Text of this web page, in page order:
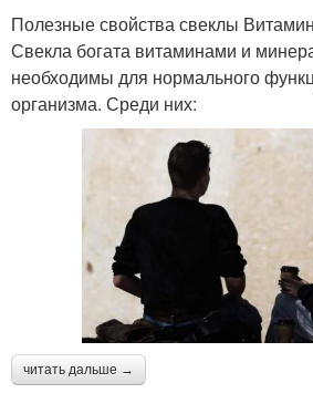
Полезные свойства свеклы
Свекла богата витаминами и
необходимы для нормального
организма. Среди них:
читать дальше →